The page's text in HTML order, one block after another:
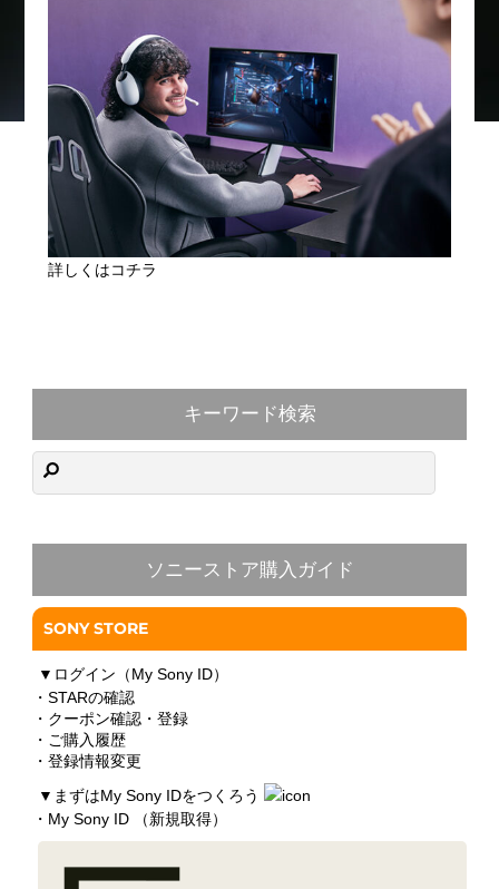
詳しくはコチラ
キーワード検索
ソニーストア購入ガイド
SONY STORE
▼ ログイン（My Sony ID）
・STARの確認
・クーポン確認・登録
・ご購入履歴
・登録情報変更
▼ まずはMy Sony IDをつくろう
・My Sony ID （新規取得）